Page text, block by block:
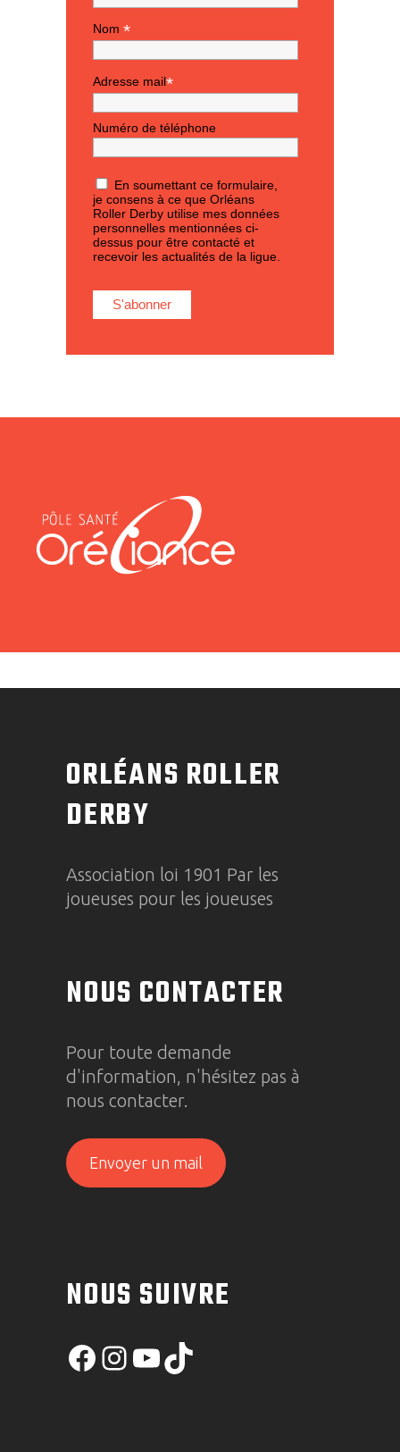
Nom *
Adresse mail*
Numéro de téléphone
En soumettant ce formulaire,
je consens à ce que Orléans
Roller Derby utilise mes données
personnelles mentionnées ci-
dessus pour être contacté et
recevoir les actualités de la ligue.
ORLÉANS ROLLER
DERBY
Association loi 1901 Par les
joueuses pour les joueuses
NOUS CONTACTER
Pour toute demande
d'information, n'hésitez pas à
nous contacter.
Envoyer un mail
NOUS SUIVRE